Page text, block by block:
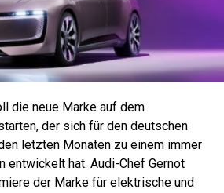
die neue Marke auf dem
der sich für den deutschen
letzten Monaten zu einem immer
entwickelt hat. Audi-Chef Gernot
der Marke für elektrische und